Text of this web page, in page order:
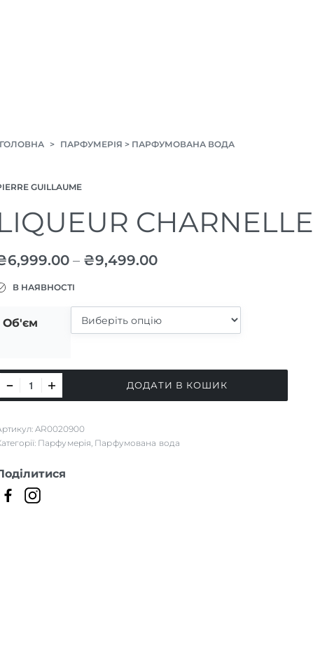
ГОЛОВНА > ПАРФУМЕРІЯ > ПАРФУМОВАНА ВОДА
GUILLAUME
CHARNELLE
6,999.00 – ₴9,499.00
В НАЯВНОСТІ
Об'єм
LIQUEUR CHARNELLE
ДОДАТИ В КОШИК
AR0020900
Парфумерія, Парфумована вода